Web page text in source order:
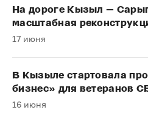
На дороге Кызыл —
масштабная
17 июня
В Кызыле стартовала
бизнес» для ветеранов
16 июня